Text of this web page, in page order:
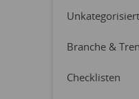
Unkategorisiert
Branche &
Checklisten